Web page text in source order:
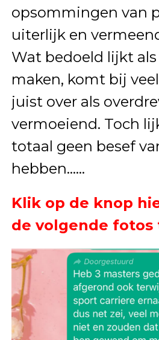
opsommingen van
uiterlijk en
Wat bedoeld lijkt
maken, komt bij
juist over als
vermoeiend. Toch
totaal geen besef
hebben……
Klik op de knop
de volgende fotos